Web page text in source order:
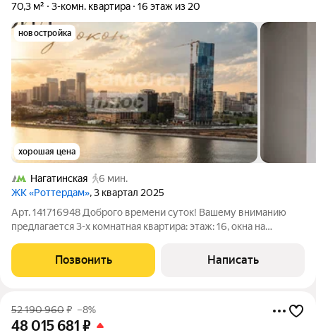
70,3 м² 3-комн. квартира 16 этаж из 20
новостройка
хорошая цена
Нагатинская
6 мин.
ЖК «Роттердам», 3 квартал 2025
Арт. 141716948 Доброго времени суток! Вашему вниманию
предлагается 3-х комнатная квартира: этаж: 16, окна на
box от застройщика изолированная планировка: мастер -
спальня для родителей с
Позвонить Написать
52 190 960₽ –8%
48 015 681 ₽